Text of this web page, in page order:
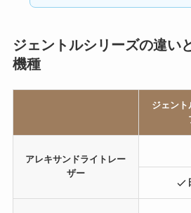
ジェントルシリーズの違い
機種
ジェント
アレキサンドライトレー
ザー